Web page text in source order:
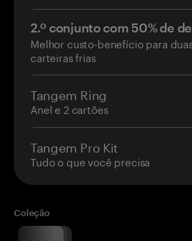
2.º conjunto com 50% de
Melhor custo-benefício para
carteiras frias
Tangem Ring
Anel e 2 cartões
Tangem Pro Kit
Tudo o que você precisa
Coleção